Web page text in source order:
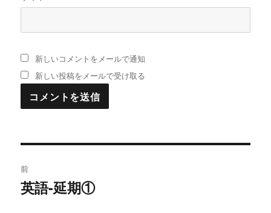
新しいコメントをメールで通知
新しい投稿をメールで受け取る
稿
前
過
英語-延期①